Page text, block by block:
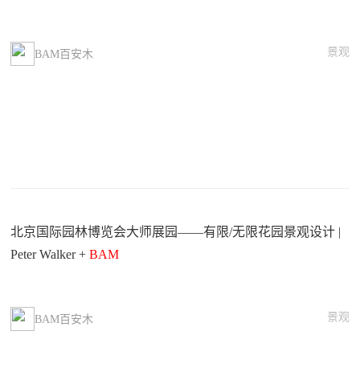
BAM百安木 景观
北京国际园林博览会大师展园——有限/无限花园景观设计 |
Peter Walker +BAM
BAM百安木 景观